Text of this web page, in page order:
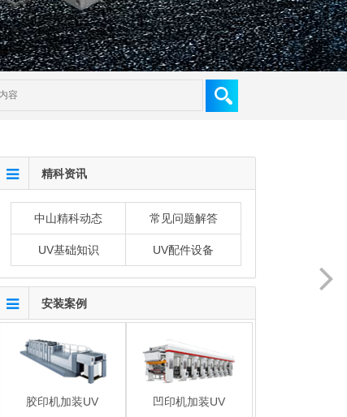
精科资讯
中山精科动态 常见问题解答
UV基础知识 UV配件设备
安装案例
胶印机加装UV 凹印机加装UV